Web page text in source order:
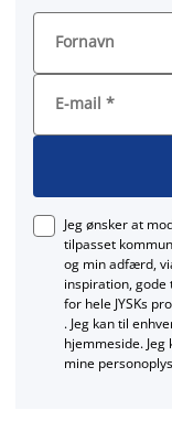
Fornavn
E-mail *
Jeg ønsker at
tilpasset
og min adfærd,
inspiration, gode
for hele JYSKs
. Jeg kan til
hjemmeside.
mine